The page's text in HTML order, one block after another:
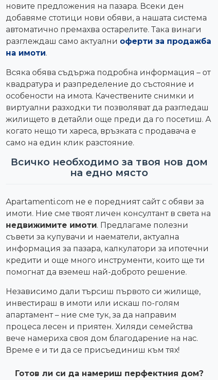
новите предложения на пазара. Всеки ден
добавяме стотици нови обяви, а нашата система
автоматично премахва остарелите. Така винаги
разглеждаш само актуални оферти за продажба
на имоти.
Всяка обява съдържа подробна информация – от
квадратура и разпределение до състояние и
особености на имота. Качествените снимки и
виртуални разходки ти позволяват да разгледаш
жилището в детайли още преди да го посетиш. А
когато нещо ти хареса, връзката с продавача е
само на един клик разстояние.
Всичко необходимо за твоя нов дом
на едно място
Apartamenti.com не е поредният сайт с обяви за
имоти. Ние сме твоят личен консултант в света на
недвижимите имоти. Предлагаме полезни
съвети за купувачи и наематели, актуална
информация за пазара, калкулатори за ипотечни
кредити и още много инструменти, които ще ти
помогнат да вземеш най-доброто решение.
Независимо дали търсиш първото си жилище,
инвестираш в имоти или искаш по-голям
апартамент – ние сме тук, за да направим
процеса лесен и приятен. Хиляди семейства
вече намериха своя дом благодарение на нас.
Време е и ти да се присъединиш към тях!
Готов ли си да намериш перфектния дом?